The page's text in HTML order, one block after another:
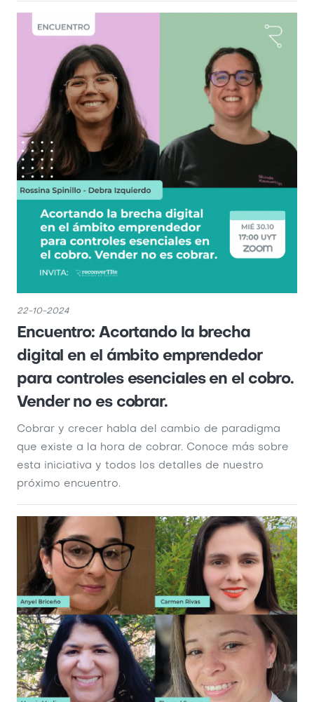
22-10-2024
Encuentro: Acortando la brecha
digital en el ámbito emprendedor
para controles esenciales en el cobro.
Vender no es cobrar.
Cobrar y crecer habla del cambio de paradigma
que existe a la hora de cobrar. Conoce más sobre
esta iniciativa y todos los detalles de nuestro
próximo encuentro.